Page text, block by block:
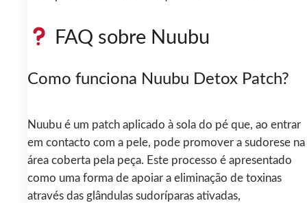
FAQ sobre Nuubu
Como funciona Nuubu Detox Patch?
Nuubu é um patch aplicado à sola do pé que, ao entrar
em contacto com a pele, pode promover a sudorese na
área coberta pela peça. Este processo é apresentado
como uma forma de apoiar a eliminação de toxinas
através das glândulas sudoríparas ativadas,